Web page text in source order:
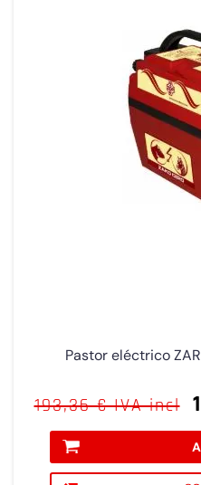
Pastor eléctrico
193,36 € IVA incl